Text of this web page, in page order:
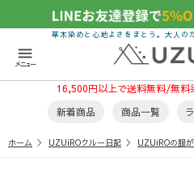
menu
メニュー
草木染めと心地よさをまとう。大人の
16,500円以上で送料無料/無料
新着商品
商品一覧
ホーム UZUiROクルー日記 UZUiROの服